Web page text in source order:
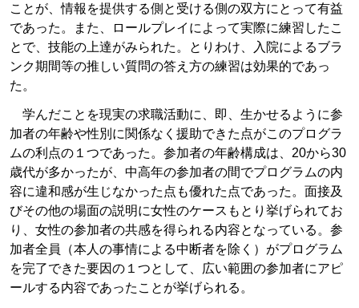
ことが、情報を提供する側と受ける側の双方にとって有益
であった。また、ロールプレイによって実際に練習したこ
とで、技能の上達がみられた。とりわけ、入院によるブラ
ンク期間等の推しい質問の答え方の練習は効果的であっ
た。
学んだことを現実の求職活動に、即、生かせるように参
加者の年齢や性別に関係なく援助できた点がこのプログラ
ムの利点の１つであった。参加者の年齢構成は、20から30
歳代が多かったが、中高年の参加者の間でプログラムの内
容に違和感が生じなかった点も優れた点であった。面接及
びその他の場面の説明に女性のケースもとり挙げられてお
り、女性の参加者の共感を得られる内容となっている。参
加者全員（本人の事情による中断者を除く）がプログラム
を完了できた要因の１つとして、広い範囲の参加者にアピ
ールする内容であったことが挙げられる。